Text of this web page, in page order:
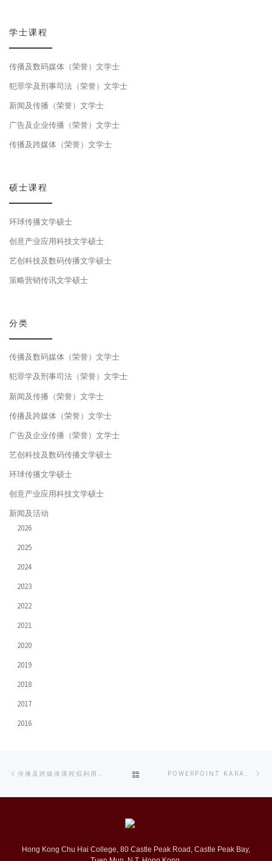
学士课程
传播及数码媒体（荣誉）文学士
犯罪学及刑事司法（荣誉）文学士
新闻及传播（荣誉）文学士
广告及企业传播（荣誉）文学士
传播及跨媒体（荣誉）文学士
硕士课程
环球传播文学硕士
创意产业应用科技文学硕士
艺创科技及数码传播文学硕士
策略营销传讯文学硕士
分类
传播及数码媒体（荣誉）文学士
犯罪学及刑事司法（荣誉）文学士
新闻及传播（荣誉）文学士
传播及跨媒体（荣誉）文学士
广告及企业传播（荣誉）文学士
艺创科技及数码传播文学硕士
环球传播文学硕士
创意产业应用科技文学硕士
新闻及活动
2026
2025
2024
2023
2022
2021
2020
2019
2018
2017
2016
navigation
TO
LIST
Hong Kong Chu Hai College, 80 Castle Peak Road, Castle Peak Bay,